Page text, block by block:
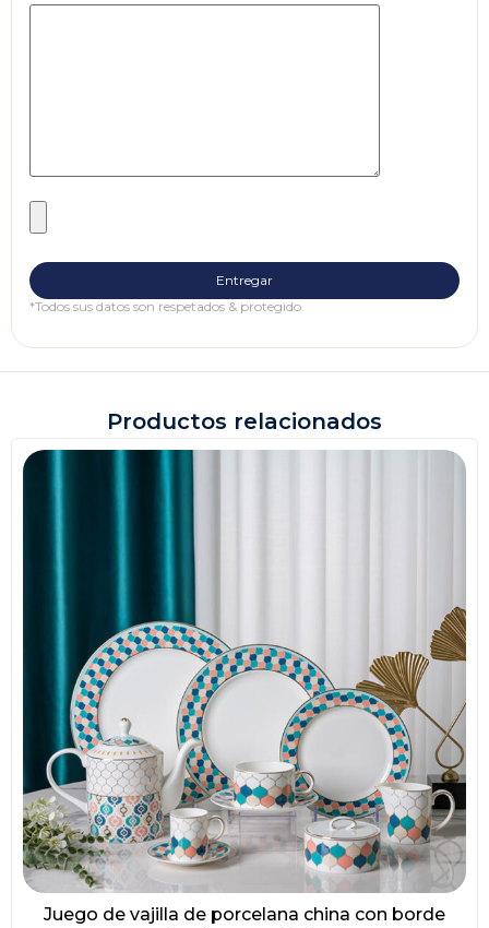
*Todos sus datos son respetados & protegido.
Productos relacionados
Juego de vajilla de porcelana china con borde